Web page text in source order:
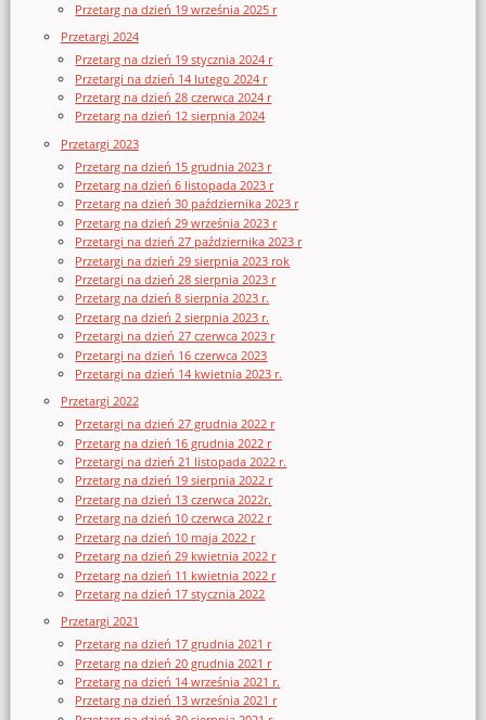
Przetarg na dzień 19 września 2025 r
Przetargi 2024
Przetarg na dzień 19 stycznia 2024 r
Przetargi na dzień 14 lutego 2024 r
Przetarg na dzień 28 czerwca 2024 r
Przetarg na dzień 12 sierpnia 2024
Przetargi 2023
Przetarg na dzień 15 grudnia 2023 r
Przetarg na dzień 6 listopada 2023 r
Przetarg na dzień 30 października 2023 r
Przetarg na dzień 29 września 2023 r
Przetargi na dzień 27 października 2023 r
Przetargi na dzień 29 sierpnia 2023 rok
Przetargi na dzień 28 sierpnia 2023 r
Przetarg na dzień 8 sierpnia 2023 r.
Przetarg na dzień 2 sierpnia 2023 r.
Przetargi na dzień 27 czerwca 2023 r
Przetargi na dzień 16 czerwca 2023
Przetargi na dzień 14 kwietnia 2023 r.
Przetargi 2022
Przetargi na dzień 27 grudnia 2022 r
Przetarg na dzień 16 grudnia 2022 r
Przetargi na dzień 21 listopada 2022 r.
Przetarg na dzień 19 sierpnia 2022 r
Przetarg na dzień 13 czerwca 2022r.
Przetarg na dzień 10 czerwca 2022 r
Przetarg na dzień 10 maja 2022 r
Przetarg na dzień 29 kwietnia 2022 r
Przetarg na dzień 11 kwietnia 2022 r
Przetarg na dzień 17 stycznia 2022
Przetargi 2021
Przetarg na dzień 17 grudnia 2021 r
Przetarg na dzień 20 grudnia 2021 r
Przetarg na dzień 14 września 2021 r.
Przetarg na dzień 13 września 2021 r